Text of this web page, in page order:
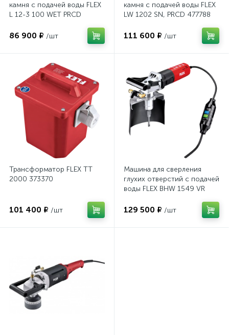
камня с подачей воды FLEX
L 12-3 100 WET PRCD
86 900 ₽ /шт
камня с подачей воды FLEX
LW 1202 SN, PRCD 477788
111 600 ₽ /шт
Трансформатор FLEX TT
2000 373370
101 400 ₽ /шт
Машина для сверления
глухих отверстий с подачей
воды FLEX BHW 1549 VR
129 500 ₽ /шт